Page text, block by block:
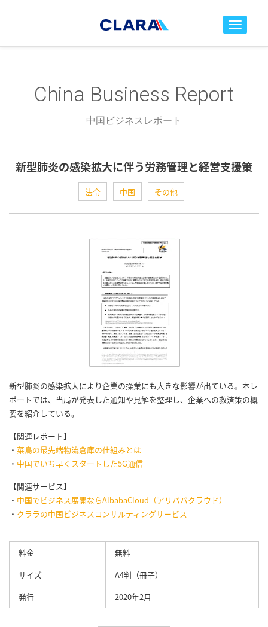
toggle
China Business Report
中国ビジネスレポート
新型肺炎の感染拡大に伴う労務管理と経営支援策
法令 中国 その他
新型肺炎の感染拡大により企業の操業にも大きな影響が出ている。本レ
ポートでは、当局が発表した通知や見解を整理し、企業への救済策の概
要を紹介している。
【関連レポート】
・ 菜鳥の最先端物流倉庫の仕組みとは
・ 中国でいち早くスタートした5G通信
【関連サービス】
・ 中国でビジネス展開ならAlbabaCloud（アリババクラウド）
・ クララの中国ビジネスコンサルティングサービス
料金
無料
サイズ
A4判（冊子）
発行
2020年2月